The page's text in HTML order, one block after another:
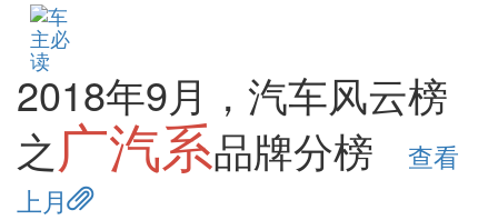
2018年9月，汽车风云榜
之广汽系品牌分榜
查看
上月